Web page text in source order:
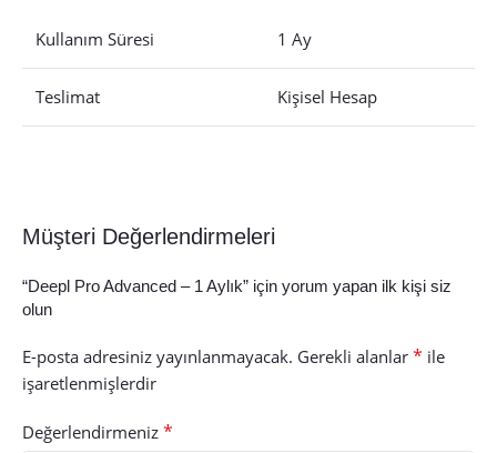
Kullanım Süresi 1 Ay
Teslimat Kişisel Hesap
Müşteri Değerlendirmeleri
“Deepl Pro Advanced – 1 Aylık” için yorum yapan ilk kişi siz
olun
E-posta adresiniz yayınlanmayacak. Gerekli alanlar * ile
işaretlenmişlerdir
Değerlendirmeniz *